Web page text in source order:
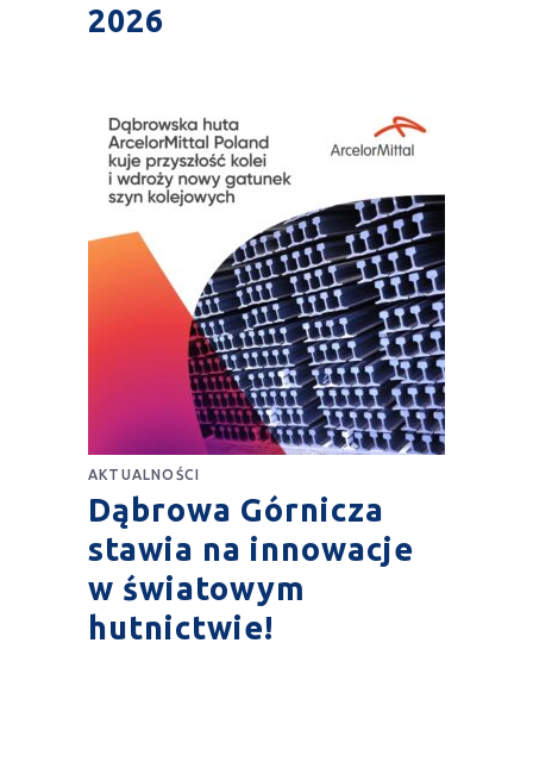
2026
AKTUALNOŚCI
Dąbrowa Górnicza
stawia na innowacje
w światowym
hutnictwie!